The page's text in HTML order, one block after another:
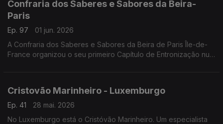
Confraria dos Saberes e Sabores da Beira-
Paris
Ep. 97
01 jun. 2026
A Confraria dos Saberes e Sabores da Beira de Paris Île-de-
France organizou o seu primeiro Capítulo de Entronização num
Cristovão Marinheiro - Luxemburgo
Ep. 41
28 mai. 2026
No Luxemburgo está o Cristóvão Marinheiro. Um especialista